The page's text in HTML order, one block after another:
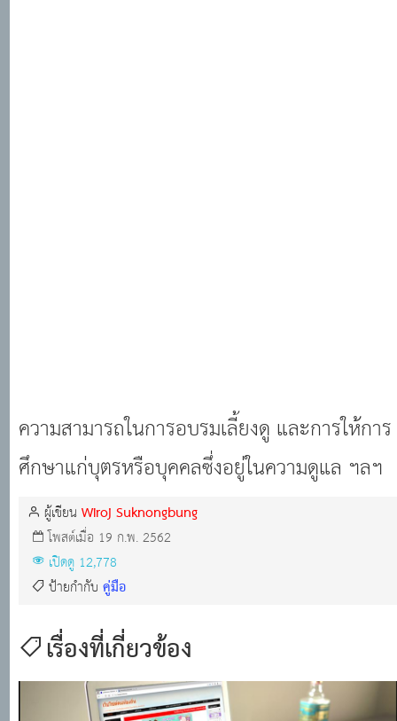
ความสามารถในการอบรมเลี้ยงดู และการให้การ
ศึกษาแก่บุตรหรือบุคคลซึ่งอยู่ในความดูแล ฯลฯ
ผู้เขียนWiroj Suknongbung
โพสต์เมื่อ 19 ก.พ. 2562
เปิดดู 12,778
ป้ายกำกับคู่มือ
เรื่องที่เกี่ยวข้อง